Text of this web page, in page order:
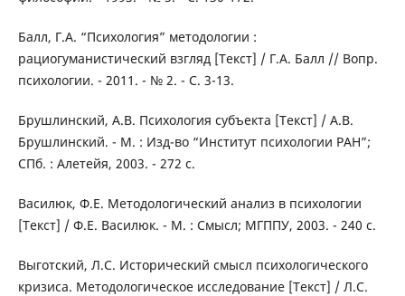
Балл, Г.А. “Психология” методологии :
рациогуманистический взгляд [Текст] / Г.А. Балл // Вопр.
психологии. - 2011. - № 2. - С. 3-13.
Брушлинский, А.В. Психология субъекта [Текст] / А.В.
Брушлинский. - М. : Изд-во “Институт психологии РАН”;
СПб. : Алетейя, 2003. - 272 с.
Василюк, Ф.Е. Методологический анализ в психологии
[Текст] / Ф.Е. Василюк. - М. : Смысл; МГППУ, 2003. - 240 с.
Выготский, Л.С. Исторический смысл психологического
кризиса. Методологическое исследование [Текст] / Л.С.